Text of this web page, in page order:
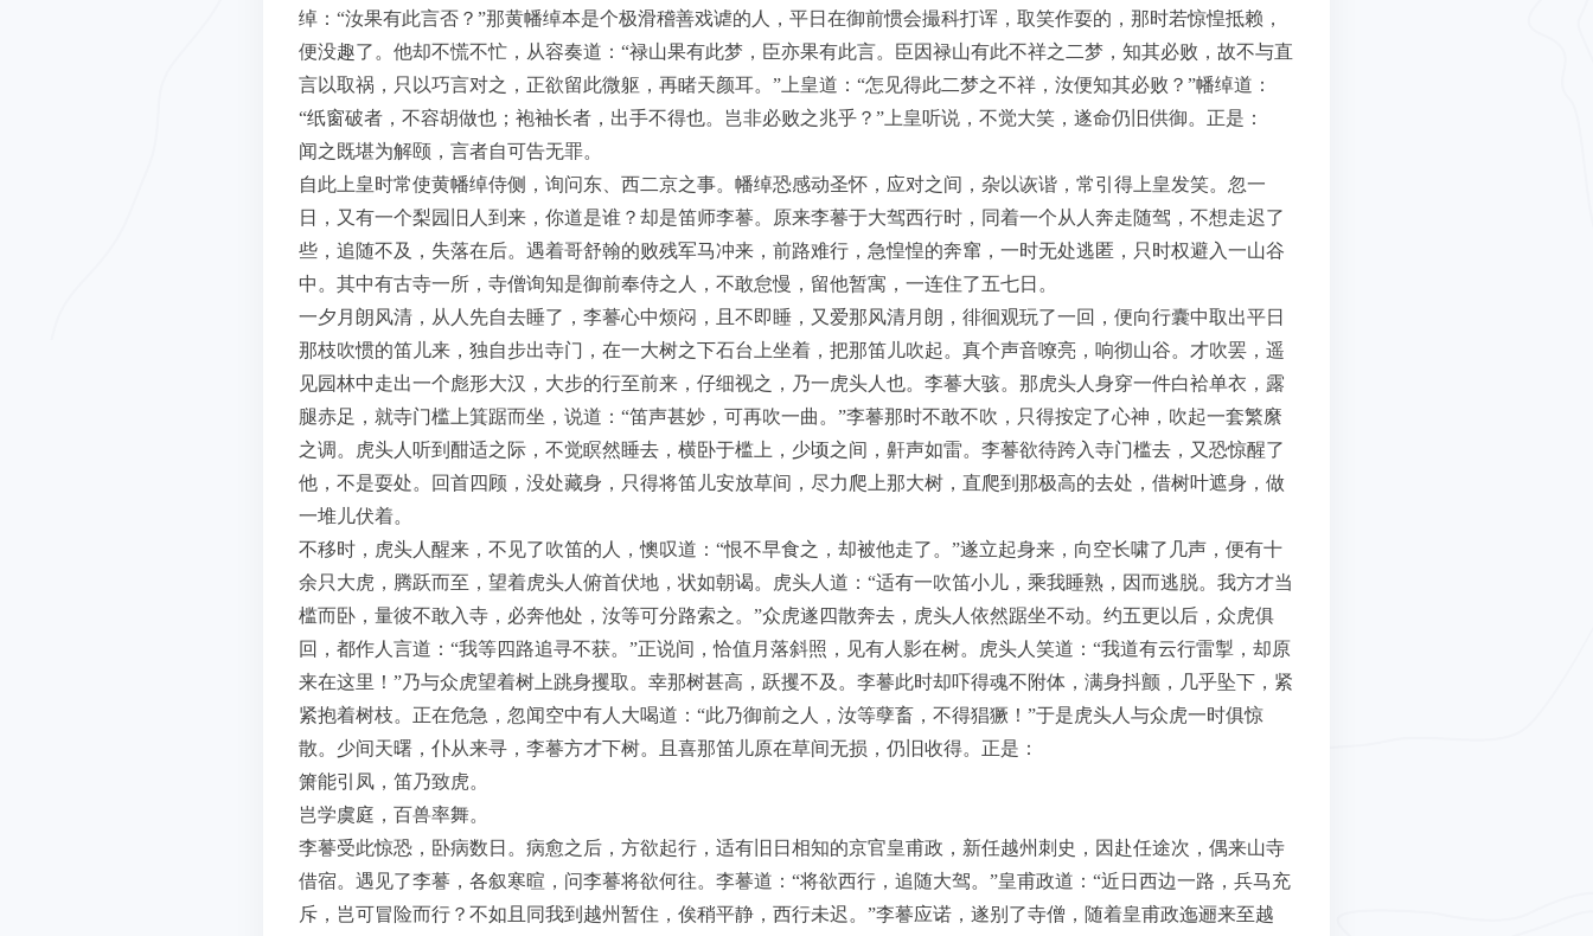
绰：“汝果有此言否？”那黄幡绰本是个极滑稽善戏谑的人，平日在御前惯会撮科打诨，取笑作耍的，那时若惊惶抵赖，
便没趣了。他却不慌不忙，从容奏道：“禄山果有此梦，臣亦果有此言。臣因禄山有此不祥之二梦，知其必败，故不与直
言以取祸，只以巧言对之，正欲留此微躯，再睹天颜耳。”上皇道：“怎见得此二梦之不祥，汝便知其必败？”幡绰道：
“纸窗破者，不容胡做也；袍袖长者，出手不得也。岂非必败之兆乎？”上皇听说，不觉大笑，遂命仍旧供御。正是：
闻之既堪为解颐，言者自可告无罪。
自此上皇时常使黄幡绰侍侧，询问东、西二京之事。幡绰恐感动圣怀，应对之间，杂以诙谐，常引得上皇发笑。忽一
日，又有一个梨园旧人到来，你道是谁？却是笛师李謩。原来李謩于大驾西行时，同着一个从人奔走随驾，不想走迟了
些，追随不及，失落在后。遇着哥舒翰的败残军马冲来，前路难行，急惶惶的奔窜，一时无处逃匿，只时权避入一山谷
中。其中有古寺一所，寺僧询知是御前奉侍之人，不敢怠慢，留他暂寓，一连住了五七日。
一夕月朗风清，从人先自去睡了，李謩心中烦闷，且不即睡，又爱那风清月朗，徘徊观玩了一回，便向行囊中取出平日
那枝吹惯的笛儿来，独自步出寺门，在一大树之下石台上坐着，把那笛儿吹起。真个声音嘹亮，响彻山谷。才吹罢，遥
见园林中走出一个彪形大汉，大步的行至前来，仔细视之，乃一虎头人也。李謩大骇。那虎头人身穿一件白袷单衣，露
腿赤足，就寺门槛上箕踞而坐，说道：“笛声甚妙，可再吹一曲。”李謩那时不敢不吹，只得按定了心神，吹起一套繁縻
之调。虎头人听到酣适之际，不觉瞑然睡去，横卧于槛上，少顷之间，鼾声如雷。李謩欲待跨入寺门槛去，又恐惊醒了
他，不是耍处。回首四顾，没处藏身，只得将笛儿安放草间，尽力爬上那大树，直爬到那极高的去处，借树叶遮身，做
一堆儿伏着。
不移时，虎头人醒来，不见了吹笛的人，懊叹道：“恨不早食之，却被他走了。”遂立起身来，向空长啸了几声，便有十
余只大虎，腾跃而至，望着虎头人俯首伏地，状如朝谒。虎头人道：“适有一吹笛小儿，乘我睡熟，因而逃脱。我方才当
槛而卧，量彼不敢入寺，必奔他处，汝等可分路索之。”众虎遂四散奔去，虎头人依然踞坐不动。约五更以后，众虎俱
回，都作人言道：“我等四路追寻不获。”正说间，恰值月落斜照，见有人影在树。虎头人笑道：“我道有云行雷掣，却原
来在这里！”乃与众虎望着树上跳身攫取。幸那树甚高，跃攫不及。李謩此时却吓得魂不附体，满身抖颤，几乎坠下，紧
紧抱着树枝。正在危急，忽闻空中有人大喝道：“此乃御前之人，汝等孽畜，不得猖獗！”于是虎头人与众虎一时俱惊
散。少间天曙，仆从来寻，李謩方才下树。且喜那笛儿原在草间无损，仍旧收得。正是：
箫能引凤，笛乃致虎。
岂学虞庭，百兽率舞。
李謩受此惊恐，卧病数日。病愈之后，方欲起行，适有旧日相知的京官皇甫政，新任越州刺史，因赴任途次，偶来山寺
借宿。遇见了李謩，各叙寒暄，问李謩将欲何往。李謩道：“将欲西行，追随大驾。”皇甫政道：“近日西边一路，兵马充
斥，岂可冒险而行？不如且同我到越州暂住，俟稍平静，西行未迟。”李謩应诺，遂别了寺僧，随着皇甫政迤逦来至越